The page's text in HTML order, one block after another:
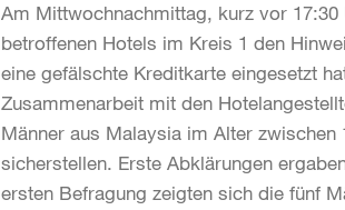
Am Mittwochnachmittag, kurz vor
betroffenen Hotels im Kreis 1 den
eine gefälschte Kreditkarte eingesetzt
Zusammenarbeit mit den
Männer aus Malaysia im Alter
sicherstellen. Erste Abklärungen
ersten Befragung zeigten sich die fünf